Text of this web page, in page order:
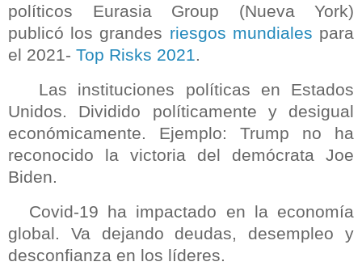
políticos Eurasia Group (Nueva York)
publicó los grandes riesgos mundiales para
el 2021- Top Risks 2021.
Las instituciones políticas en Estados
Unidos. Dividido políticamente y desigual
económicamente. Ejemplo: Trump no ha
reconocido la victoria del demócrata Joe
Biden.
Covid-19 ha impactado en la economía
global. Va dejando deudas, desempleo y
desconfianza en los líderes.